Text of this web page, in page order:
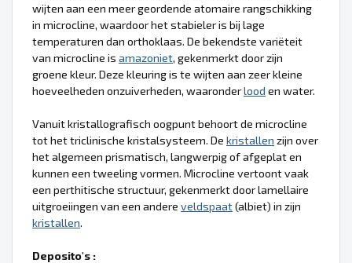
wijten aan een meer geordende atomaire rangschikking
in microcline, waardoor het stabieler is bij lage
temperaturen dan orthoklaas. De bekendste variëteit
van microcline is amazoniet, gekenmerkt door zijn
groene kleur. Deze kleuring is te wijten aan zeer kleine
hoeveelheden onzuiverheden, waaronderlood en water.
Vanuit kristallografisch oogpunt behoort de microcline
tot het triclinische kristalsysteem. De kristallen zijn over
het algemeen prismatisch, langwerpig of afgeplat en
kunnen een tweeling vormen. Microcline vertoont vaak
een perthitische structuur, gekenmerkt door lamellaire
uitgroeiingen van een andere veldspaat(albiet) in zijn
kristallen.
Deposito's :